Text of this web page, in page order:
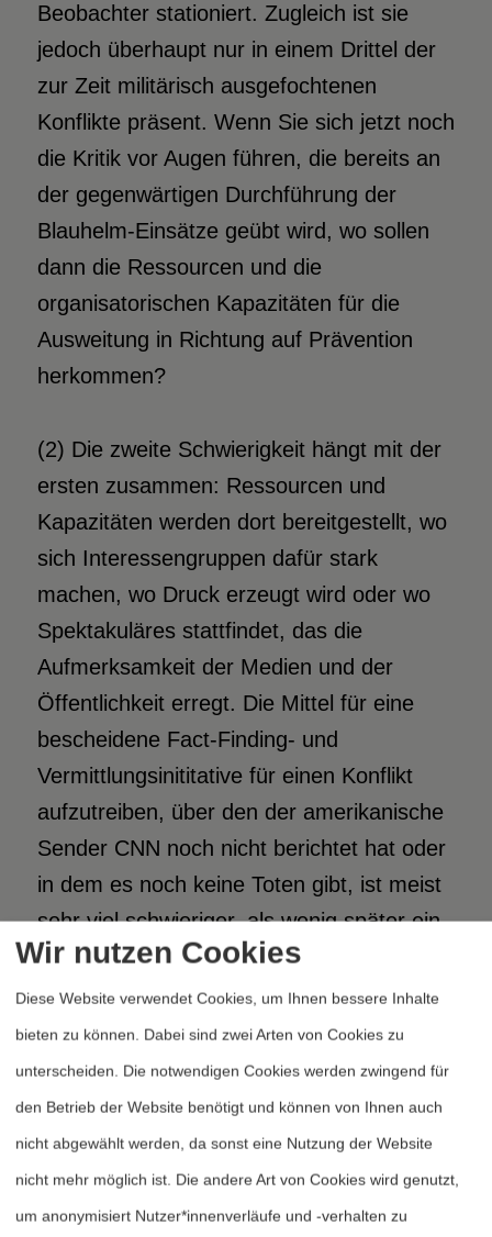
Beobachter stationiert. Zugleich ist sie
jedoch überhaupt nur in einem Drittel der
zur Zeit militärisch ausgefochtenen
Konflikte präsent. Wenn Sie sich jetzt noch
die Kritik vor Augen führen, die bereits an
der gegenwärtigen Durchführung der
Blauhelm-Einsätze geübt wird, wo sollen
dann die Ressourcen und die
organisatorischen Kapazitäten für die
Ausweitung in Richtung auf Prävention
herkommen?
(2) Die zweite Schwierigkeit hängt mit der
ersten zusammen: Ressourcen und
Kapazitäten werden dort bereitgestellt, wo
sich Interessengruppen dafür stark
machen, wo Druck erzeugt wird oder wo
Spektakuläres stattfindet, das die
Aufmerksamkeit der Medien und der
Öffentlichkeit erregt. Die Mittel für eine
bescheidene Fact-Finding- und
Vermittlungsinititative für einen Konflikt
aufzutreiben, über den der amerikanische
Sender CNN noch nicht berichtet hat oder
in dem es noch keine Toten gibt, ist meist
sehr viel schwieriger, als wenig später ein
Mehrfaches dieser Kosten für eine
humanitäre Aktion der Opfer dieses
Konfliktes zusammenzubekommen.
Ein passendes Bild ist vielleicht: So wie die
Feuerwehr sicher sein kann, daß ihre
Einsätze mehr Aufmerksamkeit finden als
die Besuche des
Wir nutzen Cookies
Diese Website verwendet Cookies, um Ihnen bessere Inhalte
bieten zu können. Dabei sind zwei Arten von Cookies zu
unterscheiden. Die notwendigen Cookies werden zwingend für
den Betrieb der Website benötigt und können von Ihnen auch
nicht abgewählt werden, da sonst eine Nutzung der Website
nicht mehr möglich ist. Die andere Art von Cookies wird genutzt,
um anonymisiert Nutzer*innenverläufe und -verhalten zu